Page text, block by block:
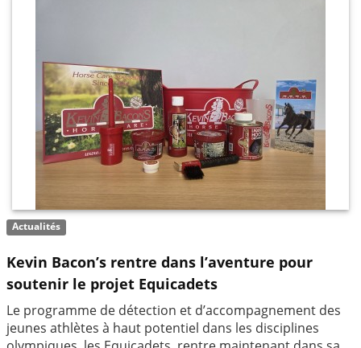
Actualités
Kevin Bacon’s rentre dans l’aventure pour
soutenir le projet Equicadets
Le programme de détection et d’accompagnement des
jeunes athlètes à haut potentiel dans les disciplines